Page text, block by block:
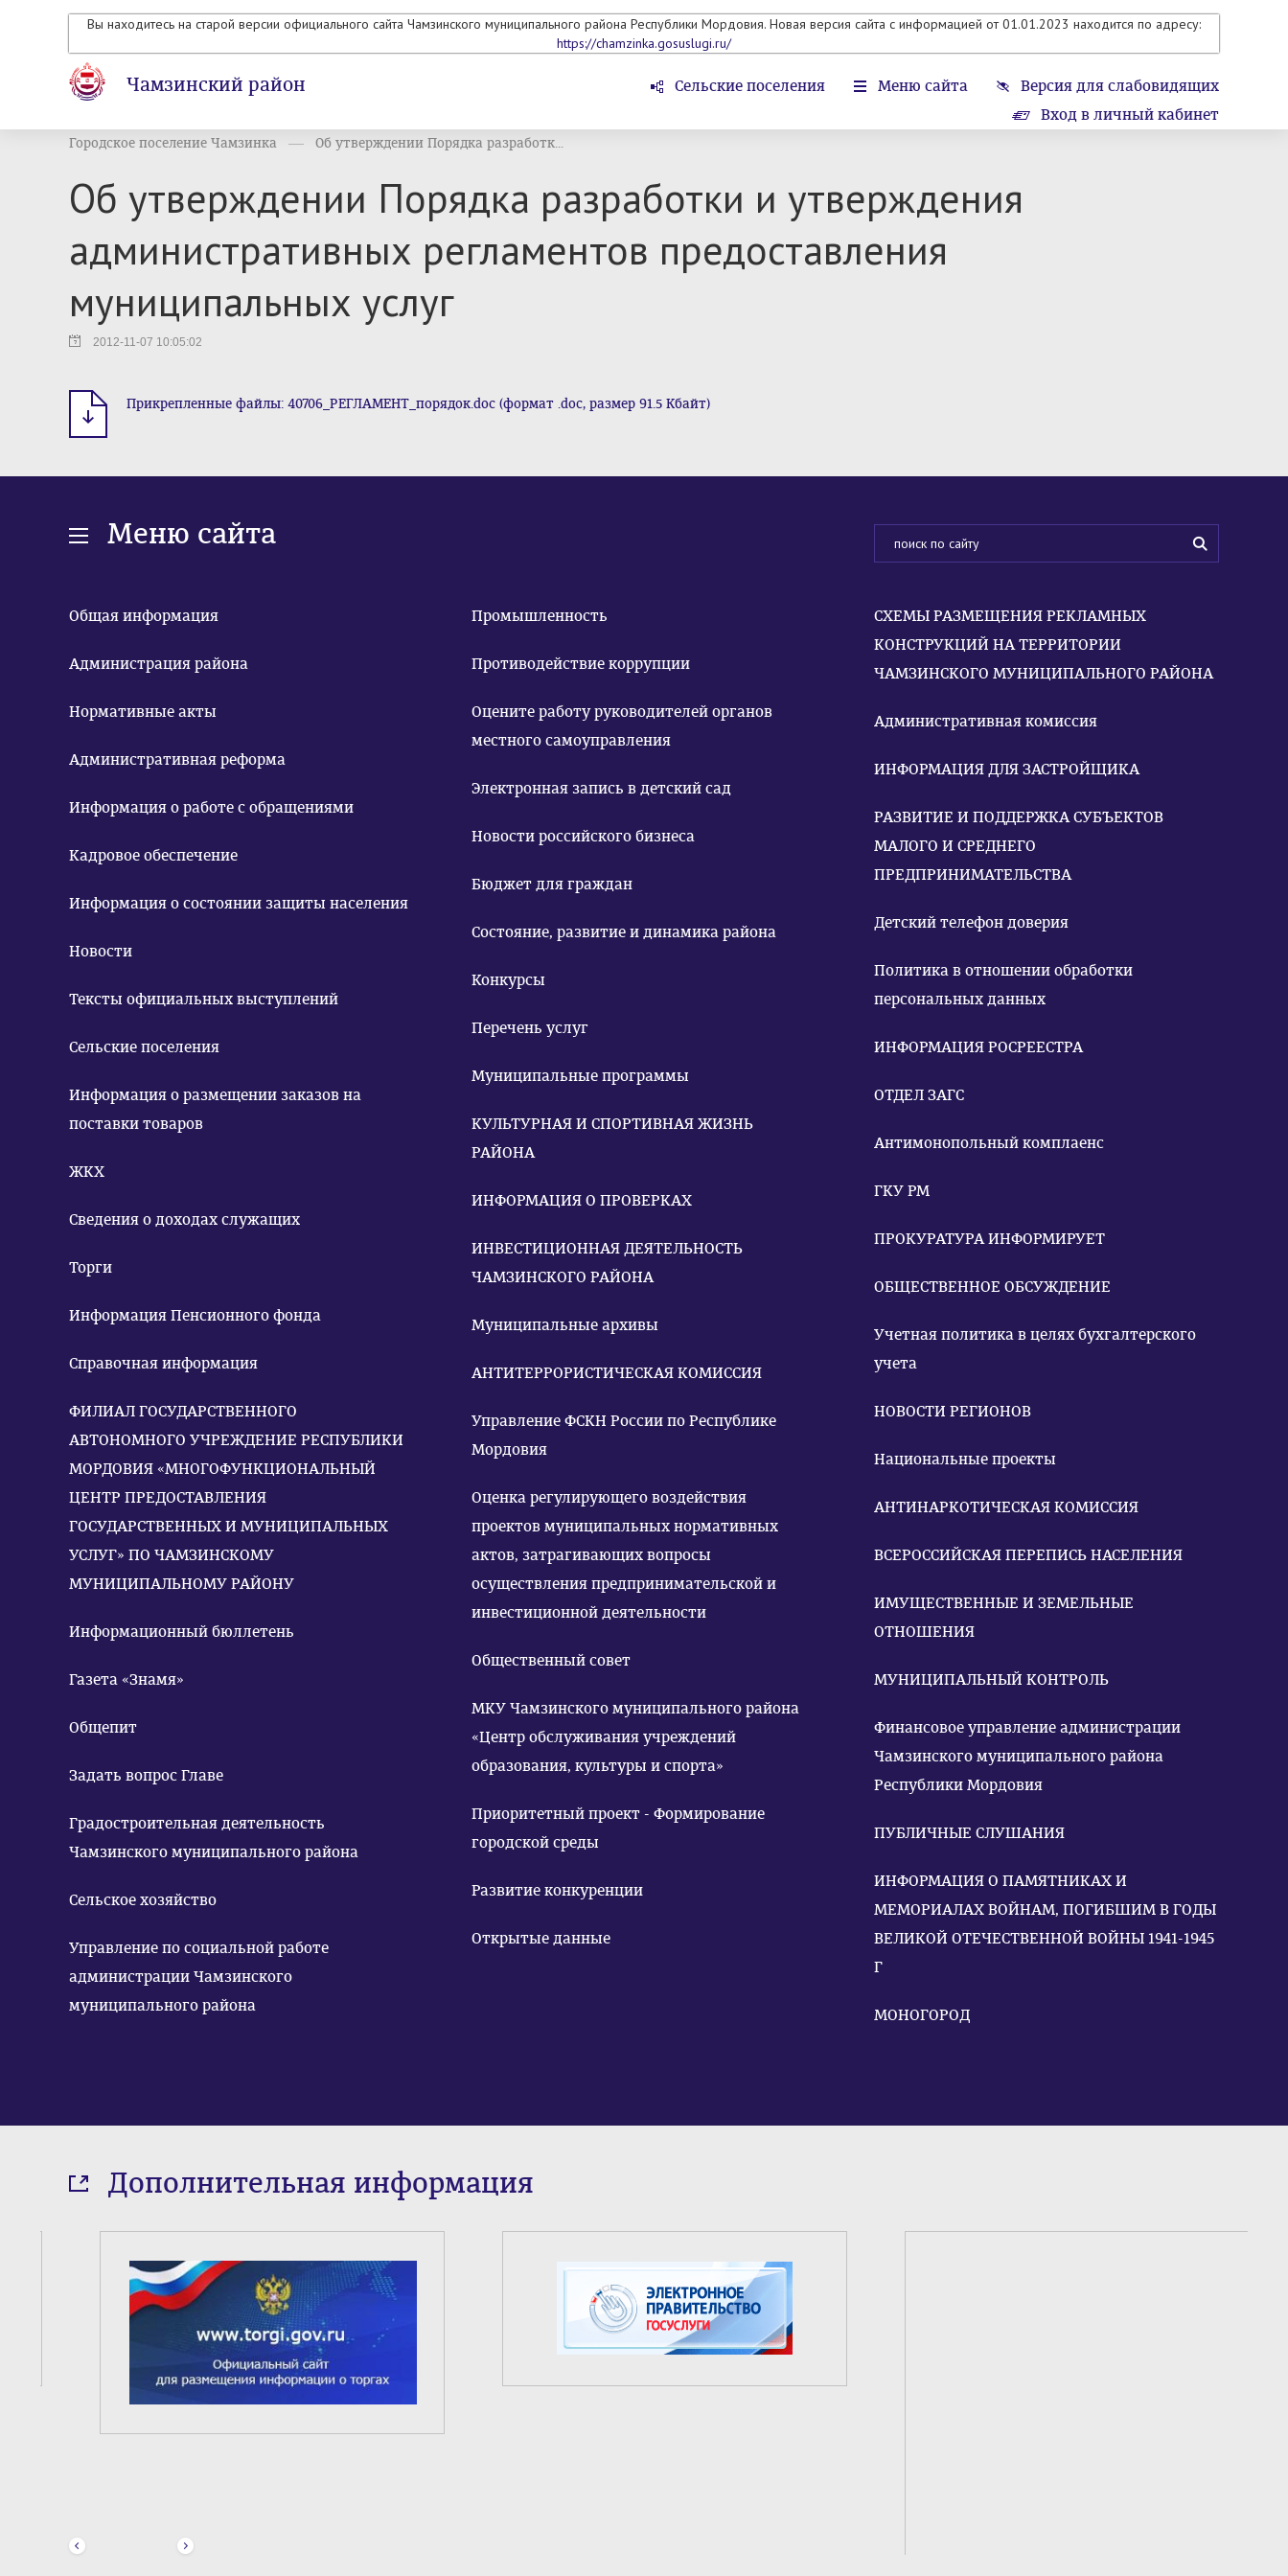
Вы находитесь на старой версии официального сайта Чамзинского муниципального района Республики Мордовия. Новая версия сайта с информацией от 01.01.2023 находится по адресу:
https://chamzinka.gosuslugi.ru/
Чамзинский район Сельские поселения Меню сайта
Версия для слабовидящих
Вход в личный кабинет
Городское поселение Чамзинка Об утверждении Порядка разработк...
Об утверждении Порядка разработки и утверждения
административных регламентов предоставления
муниципальных услуг
2012-11-07 10:05:02
Прикрепленные файлы: 40706_РЕГЛАМЕНТ_порядок.doc (формат .doc, размер 91.5 Кбайт)
Меню сайта
Общая информация
Администрация района
Нормативные акты
Административная реформа
Информация о работе с обращениями
Кадровое обеспечение
Информация о состоянии защиты населения
Новости
Тексты официальных выступлений
Сельские поселения
Информация о размещении заказов на
поставки товаров
ЖКХ
Сведения о доходах служащих
Торги
Информация Пенсионного фонда
Справочная информация
ФИЛИАЛ ГОСУДАРСТВЕННОГО
АВТОНОМНОГО УЧРЕЖДЕНИЕ РЕСПУБЛИКИ
МОРДОВИЯ «МНОГОФУНКЦИОНАЛЬНЫЙ
ЦЕНТР ПРЕДОСТАВЛЕНИЯ
ГОСУДАРСТВЕННЫХ И МУНИЦИПАЛЬНЫХ
УСЛУГ» ПО ЧАМЗИНСКОМУ
МУНИЦИПАЛЬНОМУ РАЙОНУ
Информационный бюллетень
Газета «Знамя»
Общепит
Задать вопрос Главе
Градостроительная деятельность
Чамзинского муниципального района
Сельское хозяйство
Управление по социальной работе
администрации Чамзинского
муниципального района
Промышленность
Противодействие коррупции
Оцените работу руководителей органов
местного самоуправления
Электронная запись в детский сад
Новости российского бизнеса
Бюджет для граждан
Состояние, развитие и динамика района
Конкурсы
Перечень услуг
Муниципальные программы
КУЛЬТУРНАЯ И СПОРТИВНАЯ ЖИЗНЬ
РАЙОНА
ИНФОРМАЦИЯ О ПРОВЕРКАХ
ИНВЕСТИЦИОННАЯ ДЕЯТЕЛЬНОСТЬ
ЧАМЗИНСКОГО РАЙОНА
Муниципальные архивы
АНТИТЕРРОРИСТИЧЕСКАЯ КОМИССИЯ
Управление ФСКН России по Республике
Мордовия
Оценка регулирующего воздействия
проектов муниципальных нормативных
актов, затрагивающих вопросы
осуществления предпринимательской и
инвестиционной деятельности
Общественный совет
МКУ Чамзинского муниципального района
«Центр обслуживания учреждений
образования, культуры и спорта»
Приоритетный проект - Формирование
городской среды
Развитие конкуренции
Открытые данные
СХЕМЫ РАЗМЕЩЕНИЯ РЕКЛАМНЫХ
КОНСТРУКЦИЙ НА ТЕРРИТОРИИ
ЧАМЗИНСКОГО МУНИЦИПАЛЬНОГО РАЙОНА
Административная комиссия
ИНФОРМАЦИЯ ДЛЯ ЗАСТРОЙЩИКА
РАЗВИТИЕ И ПОДДЕРЖКА СУБЪЕКТОВ
МАЛОГО И СРЕДНЕГО
ПРЕДПРИНИМАТЕЛЬСТВА
Детский телефон доверия
Политика в отношении обработки
персональных данных
ИНФОРМАЦИЯ РОСРЕЕСТРА
ОТДЕЛ ЗАГС
Антимонопольный комплаенс
ГКУ РМ
ПРОКУРАТУРА ИНФОРМИРУЕТ
ОБЩЕСТВЕННОЕ ОБСУЖДЕНИЕ
Учетная политика в целях бухгалтерского
учета
НОВОСТИ РЕГИОНОВ
Национальные проекты
АНТИНАРКОТИЧЕСКАЯ КОМИССИЯ
ВСЕРОССИЙСКАЯ ПЕРЕПИСЬ НАСЕЛЕНИЯ
ИМУЩЕСТВЕННЫЕ И ЗЕМЕЛЬНЫЕ
ОТНОШЕНИЯ
МУНИЦИПАЛЬНЫЙ КОНТРОЛЬ
Финансовое управление администрации
Чамзинского муниципального района
Республики Мордовия
ПУБЛИЧНЫЕ СЛУШАНИЯ
ИНФОРМАЦИЯ О ПАМЯТНИКАХ И
МЕМОРИАЛАХ ВОЙНАМ, ПОГИБШИМ В ГОДЫ
ВЕЛИКОЙ ОТЕЧЕСТВЕННОЙ ВОЙНЫ 1941-1945
Г
МОНОГОРОД
Дополнительная информация